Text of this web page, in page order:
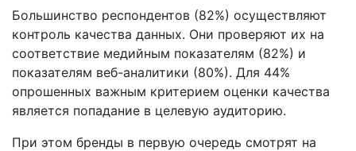
Большинство респондентов (82%) осуществляют
контроль качества данных. Они проверяют их на
соответствие медийным показателям (82%) и
показателям веб-аналитики (80%). Для 44%
опрошенных важным критерием оценки качества
является попадание в целевую аудиторию.
При этом бренды в первую очередь смотрят на